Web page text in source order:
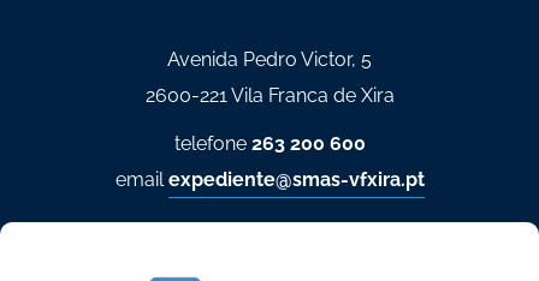
Avenida Pedro Victor, 5
2600-221 Vila Franca de Xira
telefone 263 200 600
emailexpediente@smas-vfxira.pt